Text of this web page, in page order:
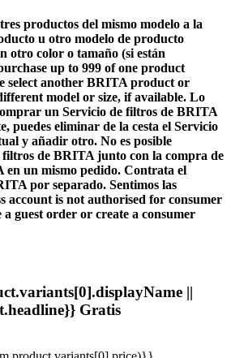
productos del mismo modelo a la
u otro modelo de producto
otro color o tamaño (si están
up to 999 of one product
select another BRITA product or
model or size, if available. Lo
un Servicio de filtros de BRITA
puedes eliminar de la cesta el Servicio
y añadir otro. No es posible
de BRITA junto con la compra de
un mismo pedido. Contrata el
por separado. Sentimos las
account is not authorised for consumer
a guest order or create a consumer
||
Gratis